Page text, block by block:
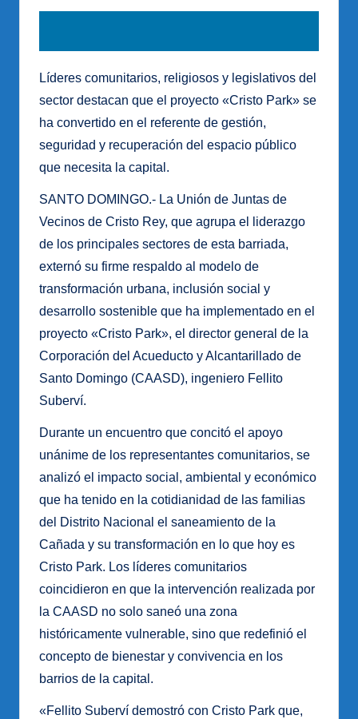
Líderes comunitarios, religiosos y legislativos del
sector destacan que el proyecto «Cristo Park» se
ha convertido en el referente de gestión,
seguridad y recuperación del espacio público
que necesita la capital.
SANTO DOMINGO.- La Unión de Juntas de
Vecinos de Cristo Rey, que agrupa el liderazgo
de los principales sectores de esta barriada,
externó su firme respaldo al modelo de
transformación urbana, inclusión social y
desarrollo sostenible que ha implementado en el
proyecto «Cristo Park», el director general de la
Corporación del Acueducto y Alcantarillado de
Santo Domingo (CAASD), ingeniero Fellito
Suberví.
Durante un encuentro que concitó el apoyo
unánime de los representantes comunitarios, se
analizó el impacto social, ambiental y económico
que ha tenido en la cotidianidad de las familias
del Distrito Nacional el saneamiento de la
Cañada y su transformación en lo que hoy es
Cristo Park. Los líderes comunitarios
coincidieron en que la intervención realizada por
la CAASD no solo saneó una zona
históricamente vulnerable, sino que redefinió el
concepto de bienestar y convivencia en los
barrios de la capital.
«Fellito Suberví demostró con Cristo Park que,